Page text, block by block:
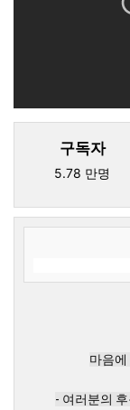
구독자
5.78 만명
마음에
- 여러분의